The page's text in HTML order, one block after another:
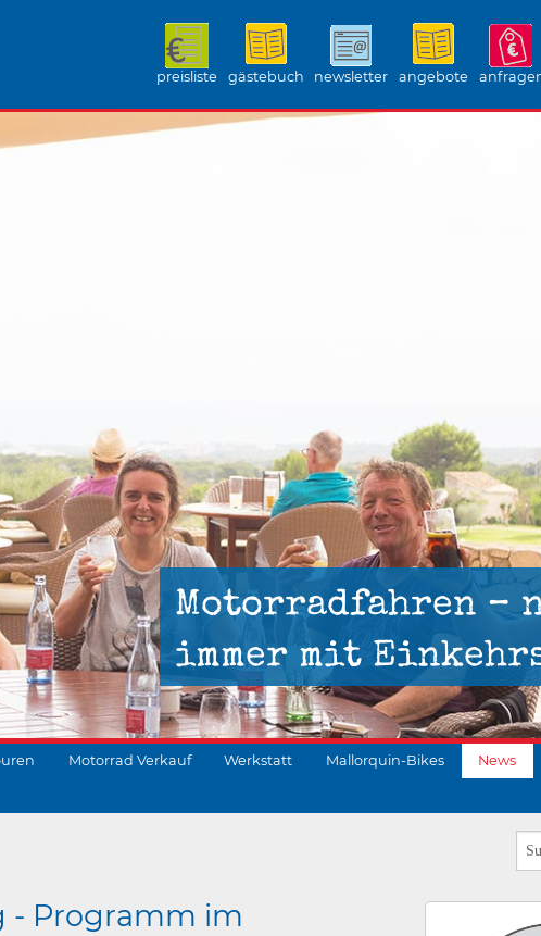
preisliste gästebuch newsletter angebote
Motorradfahren –
immer mit
Motorrad Verkauf Werkstatt Mallorquin-Bikes News
- Programm im